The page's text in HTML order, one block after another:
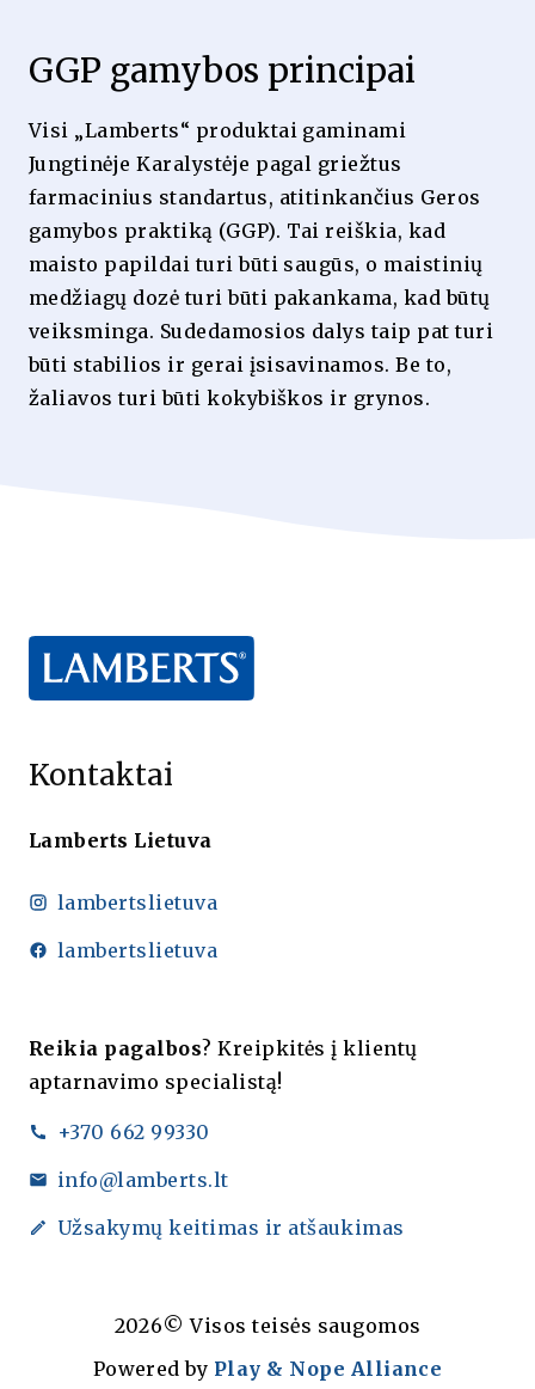
GGP gamybos principai
Visi „Lamberts“ produktai gaminami
Jungtinėje Karalystėje pagal griežtus
farmacinius standartus, atitinkančius Geros
gamybos praktiką (GGP). Tai reiškia, kad
maisto papildai turi būti saugūs, o maistinių
medžiagų dozė turi būti pakankama, kad būtų
veiksminga. Sudedamosios dalys taip pat turi
būti stabilios ir gerai įsisavinamos. Be to,
žaliavos turi būti kokybiškos ir grynos.
Kontaktai
Lamberts Lietuva
lambertslietuva
lambertslietuva
Reikia pagalbos? Kreipkitės į klientų
aptarnavimo specialistą!
+370 662 99330
info@lamberts.lt
Užsakymų keitimas ir atšaukimas
2026© Visos teisės saugomos
Powered by Play & Nope Alliance